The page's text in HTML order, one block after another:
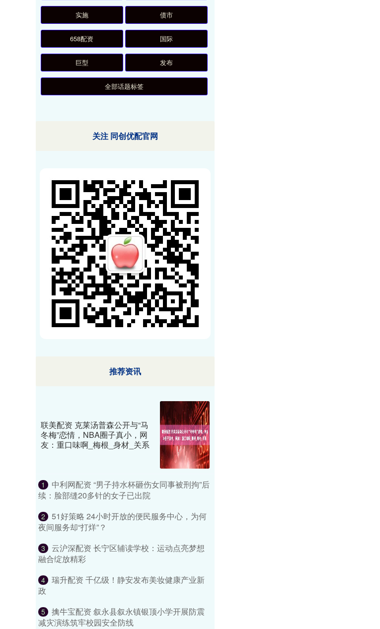
实施 债市
658配资 国际
巨型 发布
全部话题标签
关注 同创优配官网
推荐资讯
联美配资 克莱汤普森公开与“马
冬梅”恋情，NBA圈子真小，网
友：重口味啊_梅根_身材_关系
1
中利网配资 “男子持水杯砸伤女同事被刑拘”后
续：脸部缝20多针的女子已出院
2
51好策略 24小时开放的便民服务中心，为何
夜间服务却“打烊”？
3
云沪深配资 长宁区辅读学校：运动点亮梦想
融合绽放精彩
4
瑞升配资 千亿级！静安发布美妆健康产业新
政
5
擒牛宝配资 叙永县叙永镇银顶小学开展防震
减灾演练筑牢校园安全防线